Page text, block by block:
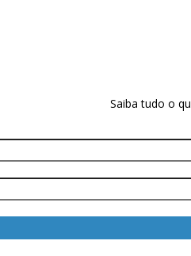
Saiba tudo o